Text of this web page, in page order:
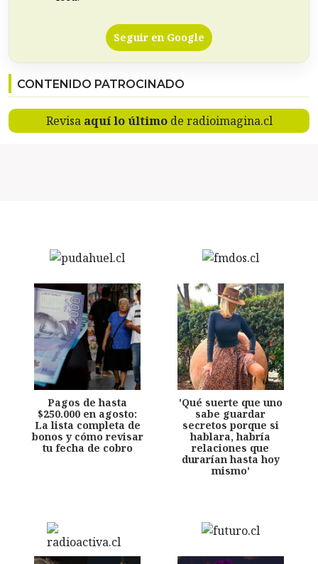
Seguir en Google
CONTENIDO PATROCINADO
Revisa aquí lo últimode radioimagina.cl
Pagos de hasta
$250.000 en agosto:
La lista completa de
bonos y cómo revisar
tu fecha de cobro
'Qué suerte que uno
sabe guardar
secretos porque si
hablara, habría
relaciones que
durarían hasta hoy
mismo'